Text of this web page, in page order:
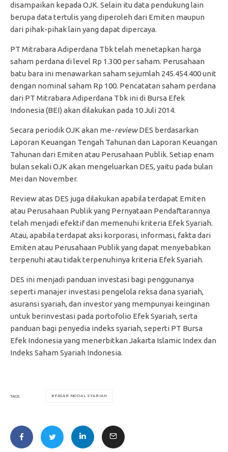
disampaikan kepada OJK. Selain itu data pendukung lain
berupa data tertulis yang diperoleh dari Emiten maupun
dari pihak-pihak lain yang dapat dipercaya.
PT Mitrabara Adiperdana Tbk telah menetapkan harga
saham perdana di level Rp 1.300 per saham. Perusahaan
batu bara ini menawarkan saham sejumlah 245.454.400 unit
dengan nominal saham Rp 100. Pencatatan saham perdana
dari PT Mitrabara Adiperdana Tbk ini di Bursa Efek
Indonesia (BEI) akan dilakukan pada 10 Juli 2014.
Secara periodik OJK akan me-reviewDES berdasarkan
Laporan Keuangan Tengah Tahunan dan Laporan Keuangan
Tahunan dari Emiten atau Perusahaan Publik. Setiap enam
bulan sekali OJK akan mengeluarkan DES, yaitu pada bulan
Mei dan November.
Review atas DES juga dilakukan apabila terdapat Emiten
atau Perusahaan Publik yang Pernyataan Pendaftarannya
telah menjadi efektif dan memenuhi kriteria Efek Syariah.
Atau, apabila terdapat aksi korporasi, informasi, fakta dari
Emiten atau Perusahaan Publik yang dapat menyebabkan
terpenuhi atau tidak terpenuhinya kriteria Efek Syariah.
DES ini menjadi panduan investasi bagi penggunanya
seperti manajer investasi pengelola reksa dana syariah,
asuransi syariah, dan investor yang mempunyai keinginan
untuk berinvestasi pada portofolio Efek Syariah, serta
panduan bagi penyedia indeks syariah, seperti PT Bursa
Efek Indonesia yang menerbitkan Jakarta Islamic Index dan
Indeks Saham Syariah Indonesia.
TAGS PASAR MODAL SYARIAH